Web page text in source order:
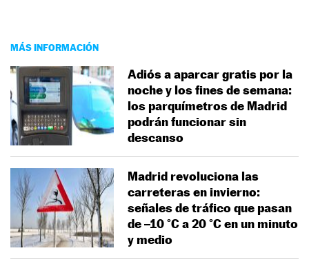
MÁS INFORMACIÓN
Adiós a aparcar gratis por la
noche y los fines de semana:
los parquímetros de Madrid
podrán funcionar sin
descanso
Madrid revoluciona las
carreteras en invierno:
señales de tráfico que pasan
de –10 °C a 20 °C en un minuto
y medio